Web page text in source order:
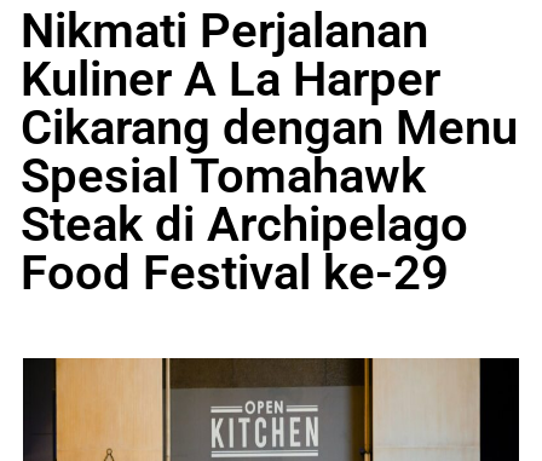
Nikmati Perjalanan
Kuliner A La Harper
Cikarang dengan Menu
Spesial Tomahawk
Steak di Archipelago
Food Festival ke-29